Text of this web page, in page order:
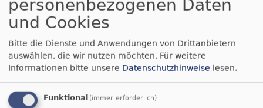
Stefan
Reimers
Friedensdekade 2021
Eröffnungskonzert
zur Friedensdekade
Evangelische
Stadtkirche
personenbezogenen Daten
und Cookies
Bitte die Dienste und Anwendungen von Drittanbietern
auswählen, die wir nutzen möchten. Für weitere
Informationen bitte unsere Datenschutzhinweise lesen.
Funktional (immer erforderlich)